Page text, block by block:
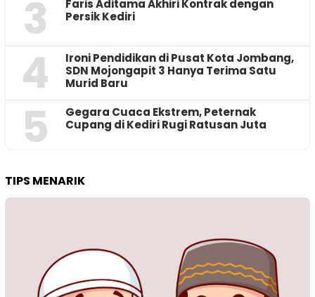
3
Faris Aditama Akhiri Kontrak dengan
Persik Kediri
4
Ironi Pendidikan di Pusat Kota Jombang,
SDN Mojongapit 3 Hanya Terima Satu
Murid Baru
5
‎Gegara Cuaca Ekstrem, Peternak
Cupang di Kediri Rugi Ratusan Juta
TIPS MENARIK